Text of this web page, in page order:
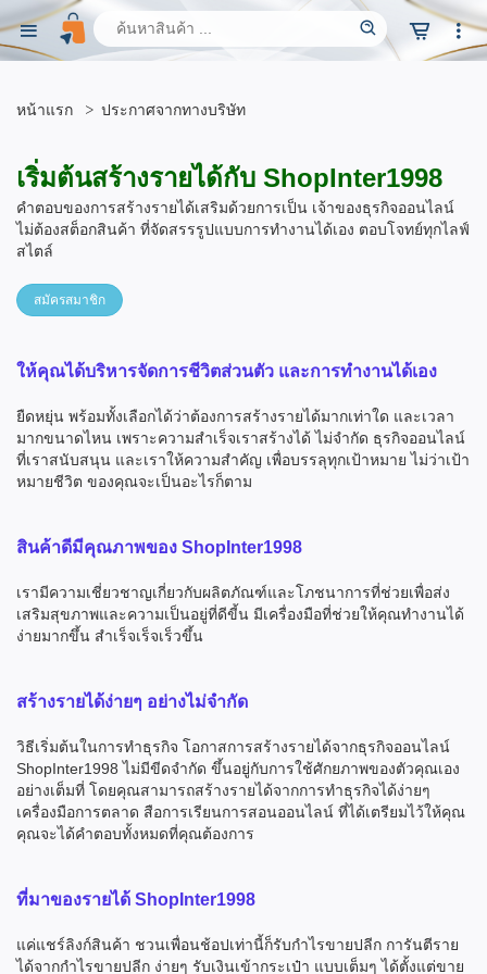
หน้าแรก ประกาศจากทางบริษัท
เริ่มต้นสร้างรายได้กับ ShopInter1998
คำตอบของการสร้างรายได้เสริมด้วยการเป็น เจ้าของธุรกิจออนไลน์
ไม่ต้องสต็อกสินค้า ที่จัดสรรรูปแบบการทำงานได้เอง ตอบโจทย์ทุกไลฟ์
สไตล์
สมัครสมาชิก
ให้คุณได้บริหารจัดการชีวิตส่วนตัว และการทำงานได้เอง
ยืดหยุ่น พร้อมทั้งเลือกได้ว่าต้องการสร้างรายได้มากเท่าใด และเวลา
มากขนาดไหน เพราะความสำเร็จเราสร้างได้ ไม่จำกัด ธุรกิจออนไลน์
ที่เราสนับสนุน และเราให้ความสำคัญ เพื่อบรรลุทุกเป้าหมาย ไม่ว่าเป้า
หมายชีวิต ของคุณจะเป็นอะไรก็ตาม
สินค้าดีมีคุณภาพของ ShopInter1998
เรามีความเชี่ยวชาญเกี่ยวกับผลิตภัณฑ์และโภชนาการที่ช่วยเพื่อส่ง
เสริมสุขภาพและความเป็นอยู่ที่ดีขี้น มีเครื่องมือที่ช่วยให้คุณทำงานได้
ง่ายมากขึ้น สำเร็จเร็จเร็วขึ้น
สร้างรายได้ง่ายๆ อย่างไม่จำกัด
วิธีเริ่มต้นในการทำธุรกิจ โอกาสการสร้างรายได้จากธุรกิจออนไลน์
ShopInter1998 ไม่มีขีดจำกัด ขึ้นอยู่กับการใช้ศักยภาพของตัวคุณเอง
อย่างเต็มที่ โดยคุณสามารถสร้างรายได้จากการทำธุรกิจได้ง่ายๆ
เครื่องมือการตลาด สือการเรียนการสอนออนไลน์ ที่ได้เตรียมไว้ให้คุณ
คุณจะได้คำตอบทั้งหมดที่คุณต้องการ
ที่มาของรายได้ ShopInter1998
แค่แชร์ลิงก์สินค้า ชวนเพื่อนช้อปเท่านี้ก็รับกำไรขายปลีก การันตีราย
ได้จากกำไรขายปลีก ง่ายๆ รับเงินเข้ากระเป๋า แบบเต็มๆ ได้ตั้งแต่ขาย